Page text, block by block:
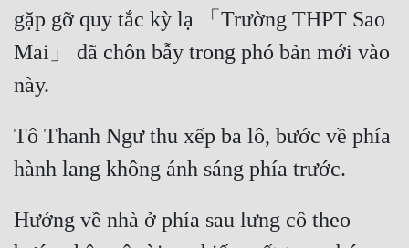
gặp gỡ quy tắc kỳ lạ 「Trường THPT Sao
Mai」 đã chôn bẫy trong phó bản mới vào
này.
Tô Thanh Ngư thu xếp ba lô, bước về phía
hành lang không ánh sáng phía trước.
Hướng về nhà ở phía sau lưng cô theo